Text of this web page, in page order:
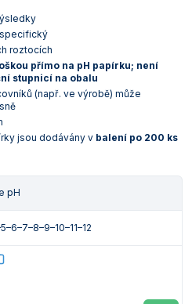
roztocích
přímo na pH papírku; není
stupnicí na obalu
(např. ve výrobě) může
jsou dodávány v balení po 200 ks
pH